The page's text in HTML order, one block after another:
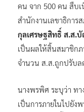
คน จาก 500 คน สืบ
สำนักงานเลขาธิการ
กุลเศรษฐสิทธิ์ ส.ส.
เป็นผลให้สิ้นสมาชิก
จำนวน ส.ส.ถูกปรับล
นางพรพิศ ระบุว่า ทา
เป็นการภายในไปยัง